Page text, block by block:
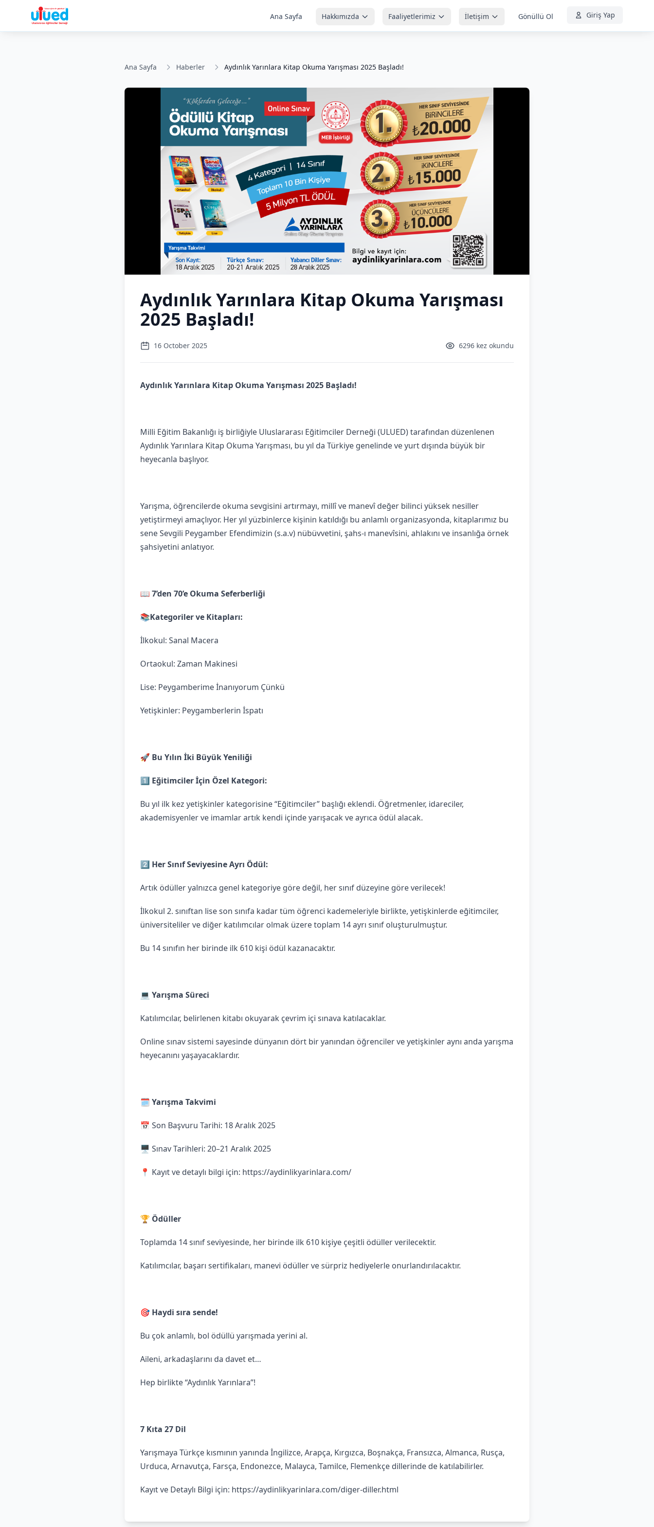
Ana Sayfa Hakkımızda Faaliyetlerimiz İletişim Gönüllü Ol Giriş Yap
Ana Sayfa Haberler Aydınlık Yarınlara Kitap Okuma Yarışması 2025 Başladı!
Aydınlık Yarınlara Kitap Okuma Yarışması
2025 Başladı!
16 October 2025 6296 kez okundu
Aydınlık Yarınlara Kitap Okuma Yarışması 2025 Başladı!
Milli Eğitim Bakanlığı iş birliğiyle Uluslararası Eğitimciler Derneği (ULUED) tarafından düzenlenen
Aydınlık Yarınlara Kitap Okuma Yarışması, bu yıl da Türkiye genelinde ve yurt dışında büyük bir
heyecanla başlıyor.
Yarışma, öğrencilerde okuma sevgisini artırmayı, millî ve manevî değer bilinci yüksek nesiller
yetiştirmeyi amaçlıyor. Her yıl yüzbinlerce kişinin katıldığı bu anlamlı organizasyonda, kitaplarımız bu
sene Sevgili Peygamber Efendimizin (s.a.v) nübüvvetini, şahs-ı manevîsini, ahlakını ve insanlığa örnek
şahsiyetini anlatıyor.
📖 7’den 70’e Okuma Seferberliği
📚Kategoriler ve Kitapları:
İlkokul: Sanal Macera
Ortaokul: Zaman Makinesi
Lise: Peygamberime İnanıyorum Çünkü
Yetişkinler: Peygamberlerin İspatı
🚀 Bu Yılın İki Büyük Yeniliği
1️⃣ Eğitimciler İçin Özel Kategori:
Bu yıl ilk kez yetişkinler kategorisine “Eğitimciler” başlığı eklendi. Öğretmenler, idareciler,
akademisyenler ve imamlar artık kendi içinde yarışacak ve ayrıca ödül alacak.
2️⃣ Her Sınıf Seviyesine Ayrı Ödül:
Artık ödüller yalnızca genel kategoriye göre değil, her sınıf düzeyine göre verilecek!
İlkokul 2. sınıftan lise son sınıfa kadar tüm öğrenci kademeleriyle birlikte, yetişkinlerde eğitimciler,
üniversiteliler ve diğer katılımcılar olmak üzere toplam 14 ayrı sınıf oluşturulmuştur.
Bu 14 sınıfın her birinde ilk 610 kişi ödül kazanacaktır.
💻 Yarışma Süreci
Katılımcılar, belirlenen kitabı okuyarak çevrim içi sınava katılacaklar.
Online sınav sistemi sayesinde dünyanın dört bir yanından öğrenciler ve yetişkinler aynı anda yarışma
heyecanını yaşayacaklardır.
🗓 Yarışma Takvimi
📅 Son Başvuru Tarihi: 18 Aralık 2025
🖥 Sınav Tarihleri: 20–21 Aralık 2025
📍 Kayıt ve detaylı bilgi için: https://aydinlikyarinlara.com/
🏆 Ödüller
Toplamda 14 sınıf seviyesinde, her birinde ilk 610 kişiye çeşitli ödüller verilecektir.
Katılımcılar, başarı sertifikaları, manevi ödüller ve sürpriz hediyelerle onurlandırılacaktır.
🎯 Haydi sıra sende!
Bu çok anlamlı, bol ödüllü yarışmada yerini al.
Aileni, arkadaşlarını da davet et…
Hep birlikte “Aydınlık Yarınlara”!
7 Kıta 27 Dil
Yarışmaya Türkçe kısmının yanında İngilizce, Arapça, Kırgızca, Boşnakça, Fransızca, Almanca, Rusça,
Urduca, Arnavutça, Farsça, Endonezce, Malayca, Tamilce, Flemenkçe dillerinde de katılabilirler.
Kayıt ve Detaylı Bilgi için: https://aydinlikyarinlara.com/diger-diller.html